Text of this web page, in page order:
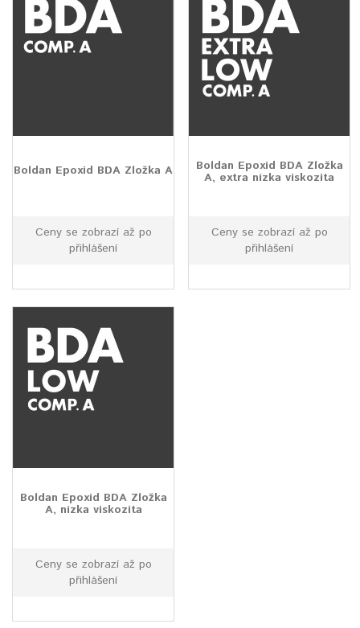
Boldan Epoxid BDA Zložka A
Ceny se zobrazí až po
přihlášení
Boldan Epoxid BDA Zložka
A, extra nízka viskozita
Ceny se zobrazí až po
přihlášení
Boldan Epoxid BDA Zložka
A, nízka viskozita
Ceny se zobrazí až po
přihlášení